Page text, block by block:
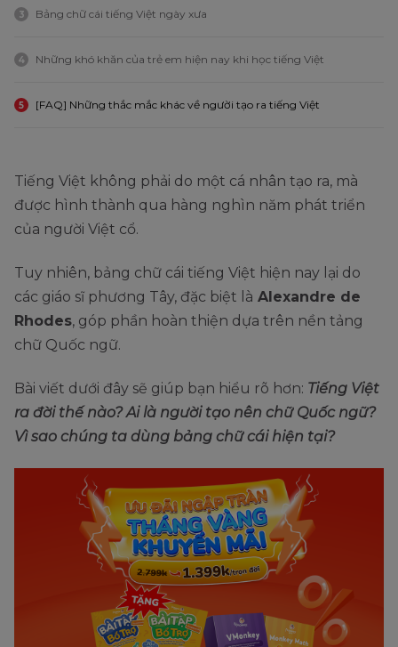
3 Bảng chữ cái tiếng Việt ngày xưa
4 Những khó khăn của trẻ em hiện nay khi học tiếng Việt
5 [FAQ] Những thắc mắc khác về người tạo ra tiếng Việt
Tiếng Việt không phải do một cá nhân tạo ra, mà
được hình thành qua hàng nghìn năm phát triển
của người Việt cổ.
Tuy nhiên, bảng chữ cái tiếng Việt hiện nay lại do
các giáo sĩ phương Tây, đặc biệt là Alexandre de
Rhodes, góp phần hoàn thiện dựa trên nền tảng
chữ Quốc ngữ.
Bài viết dưới đây sẽ giúp bạn hiểu rõ hơn: Tiếng Việt
ra đời thế nào? Ai là người tạo nên chữ Quốc ngữ?
Vì sao chúng ta dùng bảng chữ cái hiện tại?